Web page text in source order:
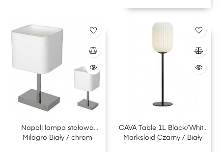
Napoli lampa stołowa
Milagro Biały / chrom
CAVA Table 1L Black/White
Markslojd Czarny / Biały